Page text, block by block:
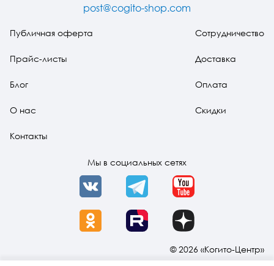
post@cogito-shop.com
Публичная оферта
Прайс-листы
Блог
О нас
Контакты
Сотрудничество
Доставка
Оплата
Скидки
Мы в социальных сетях
VK Telegram YouTube
OK Rutube Dzen
© 2026 «Когито-Центр»